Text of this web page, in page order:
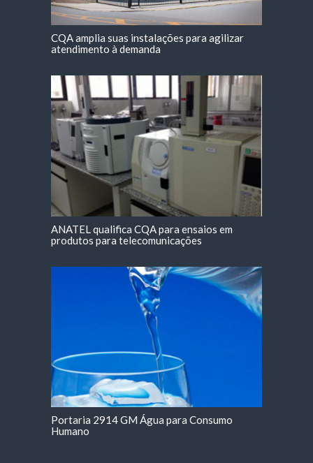
CQA amplia suas instalações para agilizar
atendimento à demanda
ANATEL qualifica CQA para ensaios em
produtos para telecomunicações
Portaria 2914 GM Água para Consumo
Humano